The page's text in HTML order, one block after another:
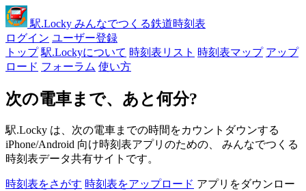
駅.Locky みんなでつくる鉄道時刻表
ログイン ユーザー登録
トップ 駅.Lockyについて 時刻表リスト 時刻表マップ アップ
ロード フォーラム 使い方
次の電車まで、あと何分?
駅.Locky は、次の電車までの時間をカウントダウンする
iPhone/Android 向け時刻表アプリのための、 みんなでつくる
時刻表データ共有サイトです。
時刻表をさがす 時刻表をアップロード アプリをダウンロー